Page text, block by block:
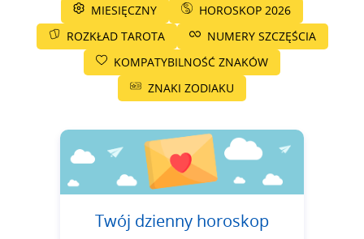
MIESIĘCZNY
HOROSKOP 2026
ROZKŁAD TAROTA
NUMERY SZCZĘŚCIA
KOMPATYBILNOŚĆ ZNAKÓW
ZNAKI ZODIAKU
Twój dzienny horoskop